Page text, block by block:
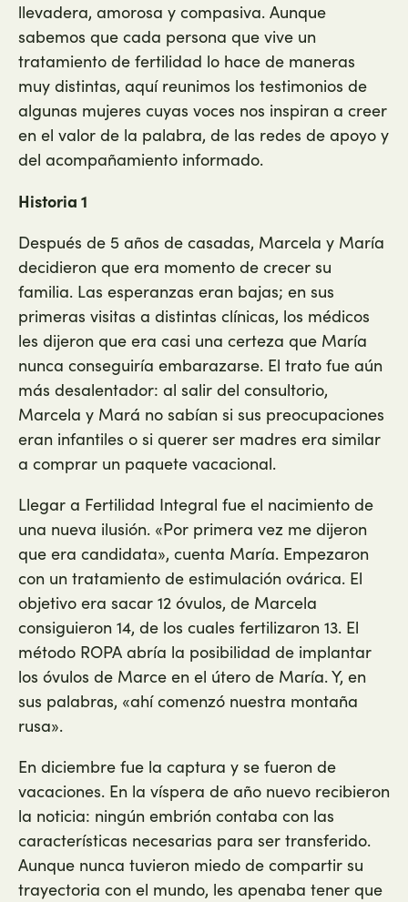
llevadera, amorosa y compasiva. Aunque
sabemos que cada persona que vive un
tratamiento de fertilidad lo hace de maneras
muy distintas, aquí reunimos los testimonios de
algunas mujeres cuyas voces nos inspiran a creer
en el valor de la palabra, de las redes de apoyo y
del acompañamiento informado.
Historia 1
Después de 5 años de casadas, Marcela y María
decidieron que era momento de crecer su
familia. Las esperanzas eran bajas; en sus
primeras visitas a distintas clínicas, los médicos
les dijeron que era casi una certeza que María
nunca conseguiría embarazarse. El trato fue aún
más desalentador: al salir del consultorio,
Marcela y Mará no sabían si sus preocupaciones
eran infantiles o si querer ser madres era similar
a comprar un paquete vacacional.
Llegar a Fertilidad Integral fue el nacimiento de
una nueva ilusión. «Por primera vez me dijeron
que era candidata», cuenta María. Empezaron
con un tratamiento de estimulación ovárica. El
objetivo era sacar 12 óvulos, de Marcela
consiguieron 14, de los cuales fertilizaron 13. El
método ROPA abría la posibilidad de implantar
los óvulos de Marce en el útero de María. Y, en
sus palabras, «ahí comenzó nuestra montaña
rusa».
En diciembre fue la captura y se fueron de
vacaciones. En la víspera de año nuevo recibieron
la noticia: ningún embrión contaba con las
características necesarias para ser transferido.
Aunque nunca tuvieron miedo de compartir su
trayectoria con el mundo, les apenaba tener que